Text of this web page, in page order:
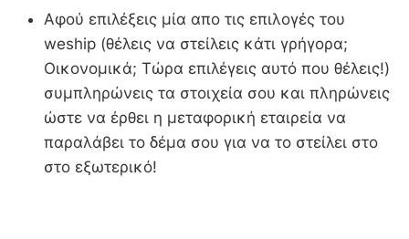
Αφού επιλέξεις μία απο τις επιλογές του
weship (θέλεις να στείλεις κάτι γρήγορα;
Οικονομικά; Τώρα επιλέγεις αυτό που θέλεις!)
συμπληρώνεις τα στοιχεία σου και πληρώνεις
ώστε να έρθει η μεταφορική εταιρεία να
παραλάβει το δέμα σου για να το στείλει στο
στο εξωτερικό!